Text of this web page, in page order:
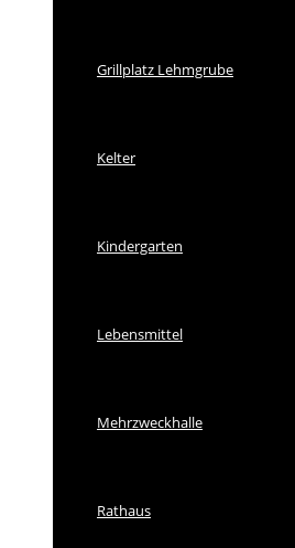
Grillplatz Lehmgrube
Kelter
Kindergarten
Lebensmittel
Mehrzweckhalle
Rathaus